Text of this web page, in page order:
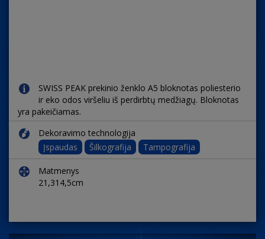
SWISS PEAK prekinio ženklo A5 bloknotas poliesterio
ir eko odos viršeliu iš perdirbtų medžiagų. Bloknotas
yra pakeičiamas.
Dekoravimo technologija
Įspaudas
Šilkografija Tampografija
Matmenys
21,314,5cm